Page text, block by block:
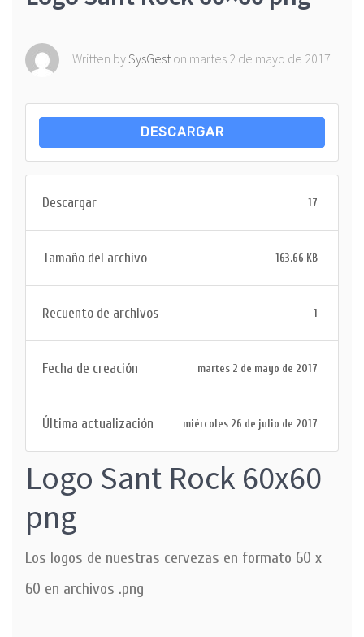
Contacto
Tienda OnlineWritten bySysGeston martes 2 de mayo de 2017
DESCARGAR
Descargar 17
Tamaño del archivo 163.66 KB
Recuento de archivos 1
Fecha de creación martes 2 de mayo de 2017
Última actualización miércoles 26 de julio de 2017
Logo Sant Rock 60x60
png
Los logos de nuestras cervezas en formato 60 x
60 en archivos .png